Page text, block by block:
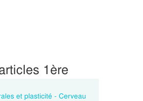
1ère
et plasticité - Cerveau